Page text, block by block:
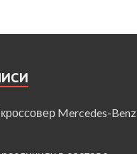
Mercedes-Benz